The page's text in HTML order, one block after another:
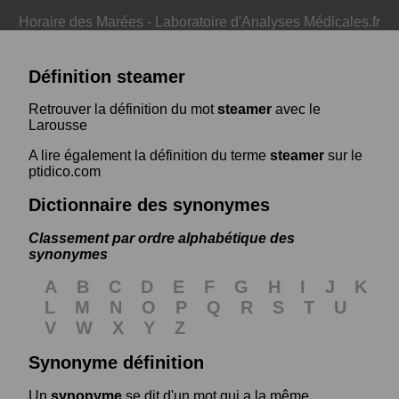
Horaire des Marées - Laboratoire d'Analyses Médicales.fr
Définition steamer
Retrouver la définition du motsteamer avec le
Larousse
A lire également la définition du terme steamer sur le
ptidico.com
Dictionnaire des synonymes
Classement par ordre alphabétique des
synonymes
A B C D E F G H I J
K
L
M N O P Q R S T
U
V
W X Y
Z
Synonyme définition
Un synonyme se dit d'un mot qui a la même